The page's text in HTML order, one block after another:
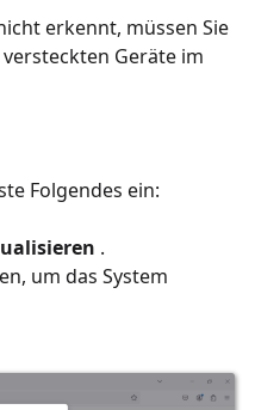
erkennt, müssen Sie
Geräte im
Folgendes ein:
.
um das System